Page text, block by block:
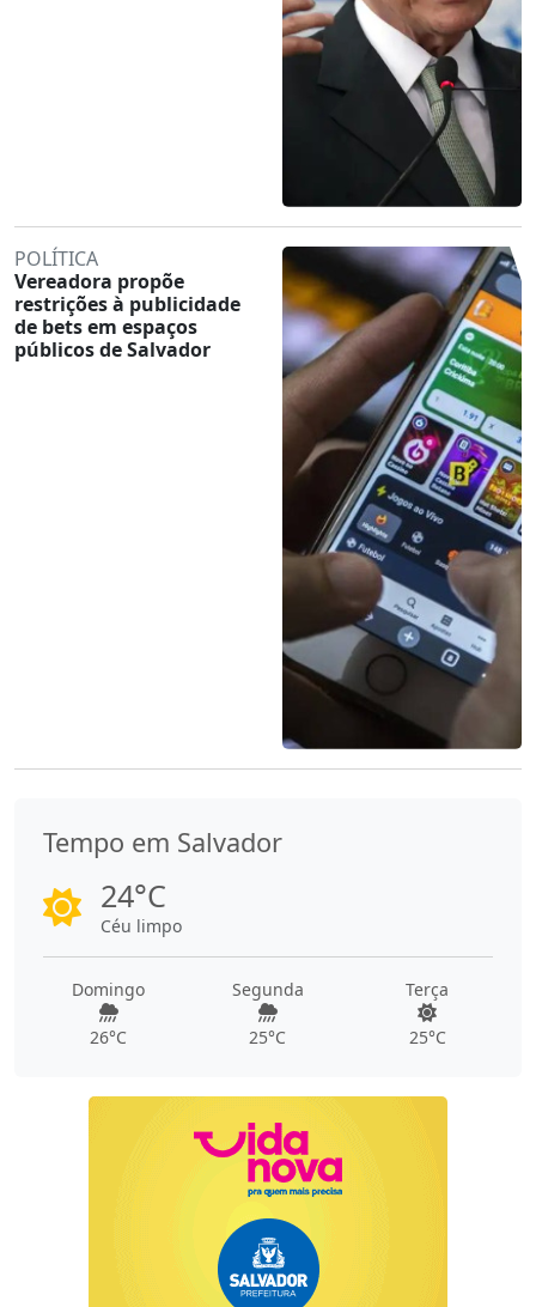
POLÍTICA
Vereadora propõe
restrições à publicidade
de bets em espaços
públicos de Salvador
Tempo em Salvador
24°C
Céu limpo
Domingo
26°C
Segunda
25°C
Terça
25°C